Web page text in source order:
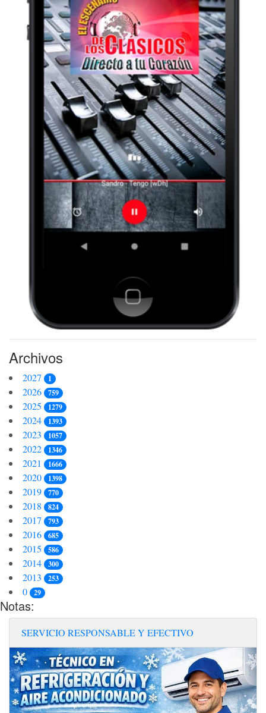
Archivos
2027 1
2026 759
2025 1279
2024 1393
2023 1057
2022 1346
2021 1666
2020 1398
2019 770
2018 824
2017 793
2016 685
2015 586
2014 300
2013 253
0 29
Notas:
SERVICIO RESPONSABLE Y EFECTIVO